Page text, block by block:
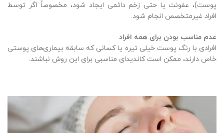
پوست)، عفونت یا حتی زخم دائمی ایجاد شود، مخصوصاً اگر توسط
افراد غیرمتخصص انجام شود.
عدم مناسب بودن برای همه افراد
افرادی با رنگ پوست خیلی تیره یا کسانی که سابقه بیماری‌های پوستی
خاص دارند، ممکن است کاندیدای مناسبی برای این روش نباشند.